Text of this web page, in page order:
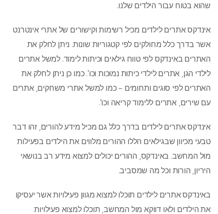
שהוא בטוח עבור הילדים שלנו.
אינדקס אתרים לילדים מכיל רשימות וקישורים של אתרי אינטרנט
אשר בדרך כלל מחולקים לפי קטגוריות שונות. ניתן לחלק את
האתרים באינדקס לפי טווח גילאים וכיתות לימוד. למשל אתרים
לילדי הגן, אתרים לילדי כיתות נמוכות וכו'. כמו כן ניתן לחלק את
האתרים לפי סוגים ותחומים – כמו למשל אתרי משחקים, אתרים
עם שירים, אתרים ללימוד קריאה וכו'.
אינדקס אתרים לילדים בדרך כלל גם מכיל מידע להורים, זהו דבר
טבעי מכיוון שבגילאים הללו ההורים מלווים את הילדים בפעילות
מול המחשב. באינדקס, ההורים יכולים למצוא מידע רב בנושאי
היריון, הורות וכל מה שמסביב.
באינדקס אתרים לילדים תוכלו למצוא מגוון פעילויות אשר יעסיקו
את הילדים ולאו דווקא מול המחשב, תוכלו למצוא פעילויות